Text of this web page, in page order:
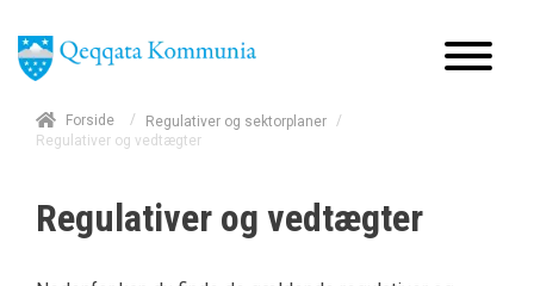
Forside / Regulativer og sektorplaner
/
Regulativer og vedtægter
Regulativer og vedtægter